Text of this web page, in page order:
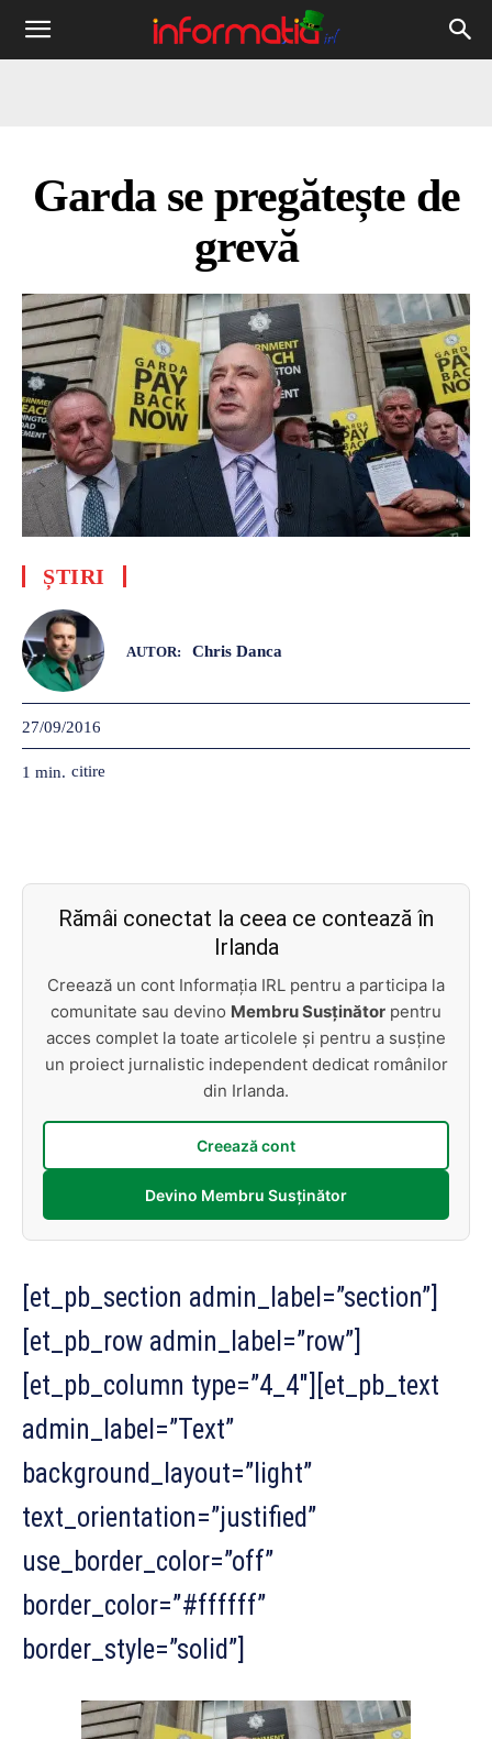
Informația
Garda se pregătește de
grevă
ȘTIRI
AUTOR: Chris Danca
27/09/2016
1 min. citire
Rămâi conectat la ceea ce contează în
Irlanda
Creează un cont Informația IRL pentru a participa la
comunitate sau devino Membru Susținător pentru
acces complet la toate articolele și pentru a susține
un proiect jurnalistic independent dedicat românilor
din Irlanda.
Creează cont
Devino Membru Susținător
[et_pb_section admin_label=”section”]
[et_pb_row admin_label=”row”]
[et_pb_column type=”4_4″][et_pb_text
admin_label=”Text”
background_layout=”light”
text_orientation=”justified”
use_border_color=”off”
border_color=”#ffffff”
border_style=”solid”]